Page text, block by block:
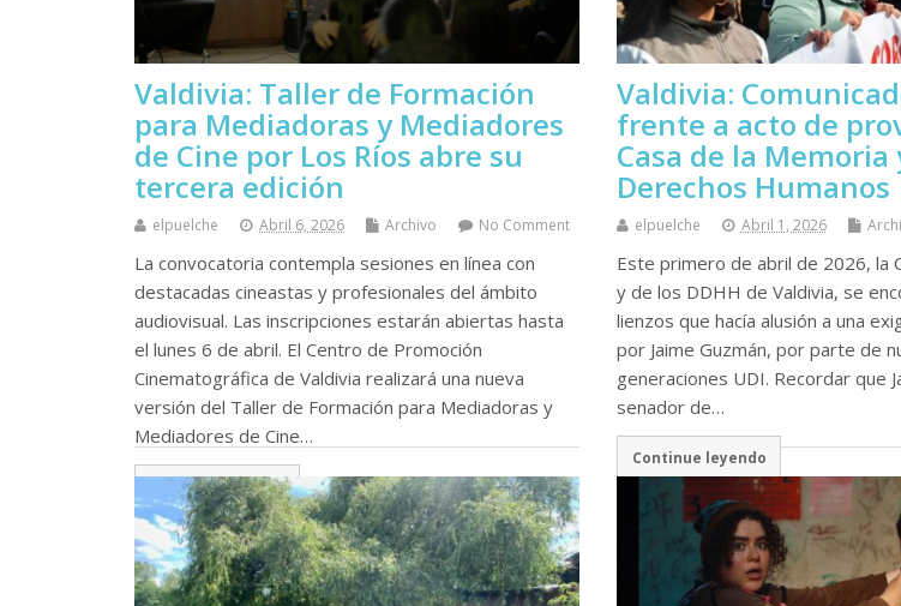
Valdivia: Taller de Formación
para Mediadoras y Mediadores
de Cine por Los Ríos abre su
tercera edición
elpuelche Abril 6, 2026 Archivo No Comment
La convocatoria contempla sesiones en línea con
destacadas cineastas y profesionales del ámbito
audiovisual. Las inscripciones estarán abiertas hasta
el lunes 6 de abril. El Centro de Promoción
Cinematográfica de Valdivia realizará una nueva
versión del Taller de Formación para Mediadoras y
Mediadores de Cine…
Continue leyendo
Valdivia:
frente a acto de
Casa de la Memoria
Derechos Humanos
elpuelche Abril 1, 2026
Este primero de abril de 2026, la
y de los DDHH de Valdivia, se
lienzos que hacía alusión a una
por Jaime Guzmán, por parte de
generaciones UDI. Recordar que
senador de…
Continue leyendo